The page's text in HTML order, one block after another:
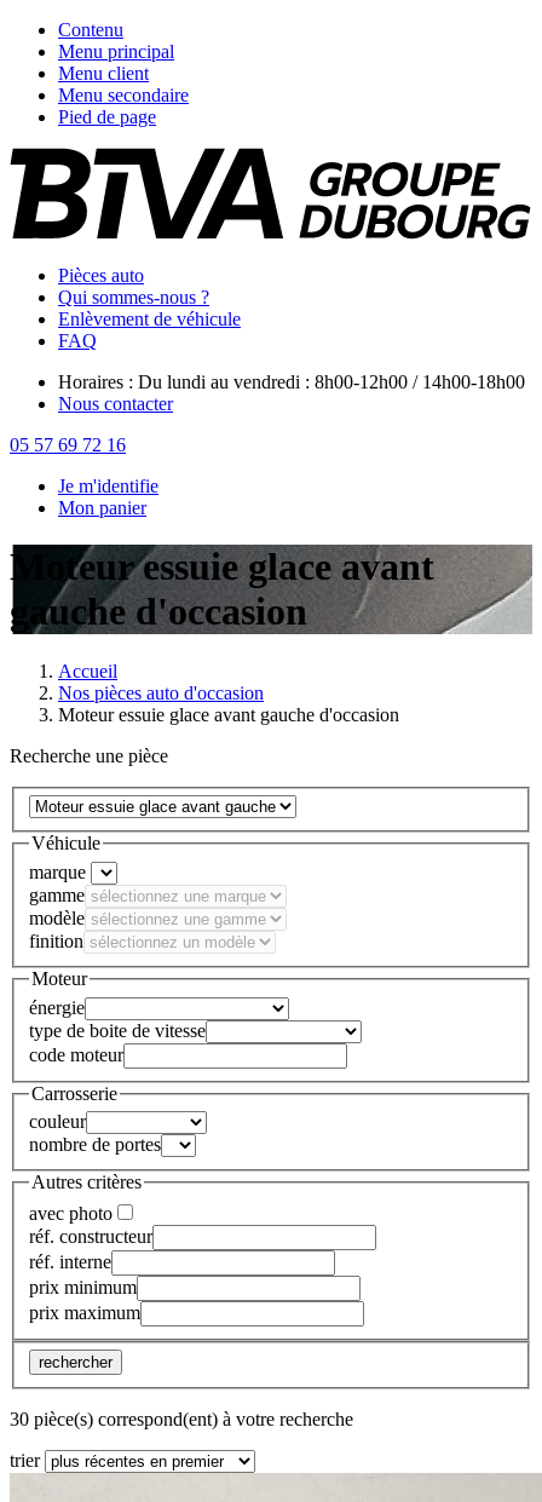
Contenu
Menu principal
Menu client
Menu secondaire
Pied de page
Pièces auto
Qui sommes-nous ?
Enlèvement de véhicule
FAQ
Horaires : Du lundi au vendredi : 8h00-12h00 / 14h00-18h00
Nous contacter
05 57 69 72 16
Je m'identifie
Mon panier
Moteur essuie glace avant
gauche d'occasion
Accueil
Nos pièces auto d'occasion
Moteur essuie glace avant gauche d'occasion
Recherche une pièce
Véhicule
marque
gamme
modèle
finition
Moteur
énergie
type de boite de vitesse
code moteur
Carrosserie
couleur
nombre de portes
Autres critères
avec photo
réf. constructeur
réf. interne
prix minimum
prix maximum
rechercher
30 pièce(s) correspond(ent) à votre recherche
trier